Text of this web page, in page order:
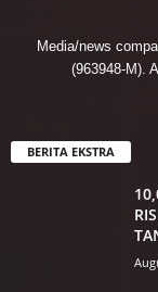
Media/news
(963948-M).
BERITA EKSTRA